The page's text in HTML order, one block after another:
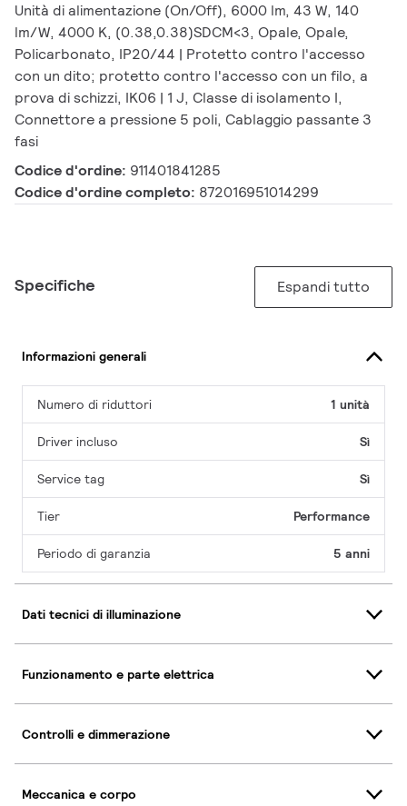
Unità di alimentazione (On/Off), 6000 lm, 43 W, 140
lm/W, 4000 K, (0.38,0.38)SDCM<3, Opale, Opale,
Policarbonato, IP20/44 | Protetto contro l'accesso
con un dito; protetto contro l'accesso con un filo, a
prova di schizzi, IK06 | 1 J, Classe di isolamento I,
Connettore a pressione 5 poli, Cablaggio passante 3
fasi
Codice d'ordine: 911401841285
Codice d'ordine completo: 872016951014299
Specifiche Espandi tutto
Informazioni generali
Numero di riduttori 1 unità
Driver incluso Sì
Service tag Sì
Tier Performance
Periodo di garanzia 5 anni
Dati tecnici di illuminazione
Funzionamento e parte elettrica
Controlli e dimmerazione
Meccanica e corpo